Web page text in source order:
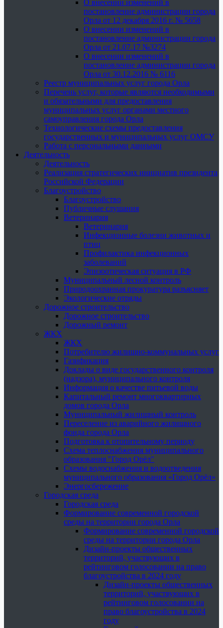
О внесении изменений в
постановление администрации города
Орла от 12 декабря 2016 г. № 5658
О внесении изменений в
постановление администрации города
Орла от 21.07.17 №3274
О внесении изменений в
постановление администрации города
Орла от 30.12.2016 № 6116
Реестр муниципальных услуг города Орла
Перечень услуг, которые являются необходимыми
и обязательными для предоставления
муниципальных услуг органами местного
самоуправления города Орла
Технологические схемы предоставления
государственных и муниципальных услуг ОМСУ
Работа с персональными данными
Деятельность
Деятельность
Реализация стратегических инициатив президента
Российской Федерации
Благоустройство
Благоустройство
Публичные слушания
Ветеринария
Ветеринария
Инфекционные болезни животных и
птиц
Профилактика инфекционных
заболеваний
Эпизоотическая ситуация в РФ
Муниципальный лесной контроль
Природоохранная прокуратура разъясняет
Экологические отряды
Дорожное строительство
Дорожное строительство
Дорожный ремонт
ЖКХ
ЖКХ
Потребителю жилищно-коммунальных услуг
Газификация
Доклады о виде государственного контроля
(надзора), муниципального контроля
Информация о качестве питьевой воды
Капитальный ремонт многоквартирных
домов города Орла
Муниципальный жилищный контроль
Переселение из аварийного жилищного
фонда города Орла
Подготовка к отопительному периоду
Схема теплоснабжения муниципального
образования "Город Орёл"
Схемы водоснабжения и водоотведения
муниципального образования «Город Орёл»
Энергосбережение
Городская среда
Городская среда
Формирование современной городской
среды на территории города Орла
Формирование современной городской
среды на территории города Орла
Дизайн-проекты общественных
территорий, участвующих в
рейтинговом голосовании на право
благоустройства в 2024 году
Дизайн-проекты общественных
территорий, участвующих в
рейтинговом голосовании на
право благоустройства в 2024
году